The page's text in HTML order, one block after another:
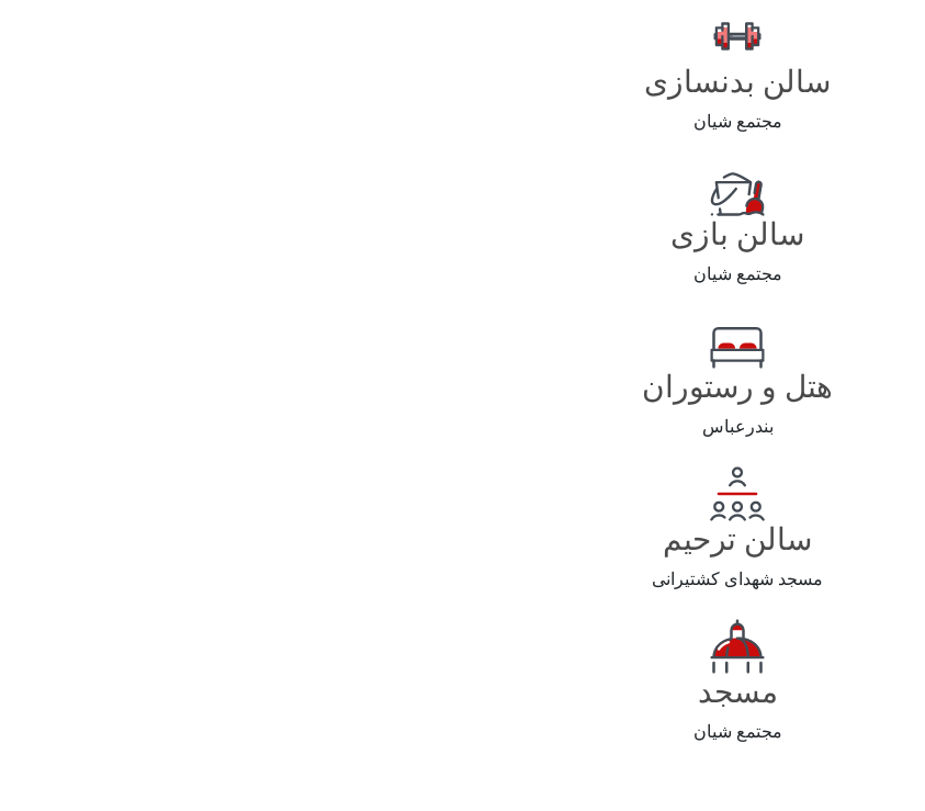
سالن بدنسازی
مجتمع شیان
سالن بازی
مجتمع شیان
هتل و رستوران
بندرعباس
سالن ترحیم
مسجد شهدای کشتیرانی
مسجد
مجتمع شیان